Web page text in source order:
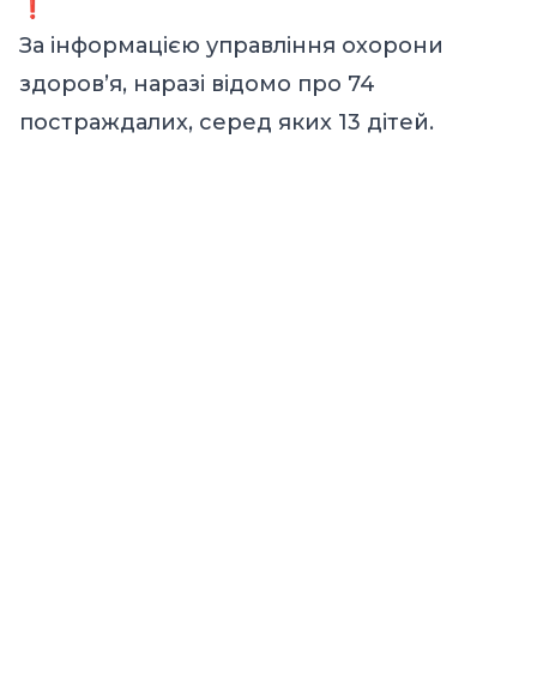
За інформацією управління охорони
здоров’я, наразі відомо про 74
постраждалих, серед яких 13 дітей.